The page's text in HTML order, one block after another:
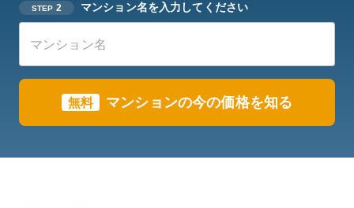
STEP 2 マンション名を入力してください
無料 マンションの今の価格を知る